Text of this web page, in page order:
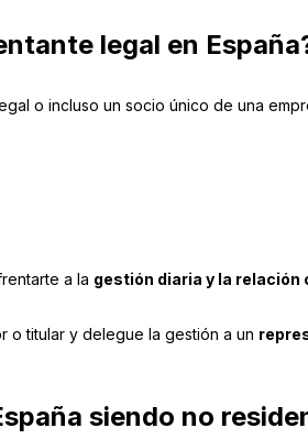
legal en
o incluso un socio único de una
a la gestión diaria y la
o titular y delegue la gestión a un
siendo no